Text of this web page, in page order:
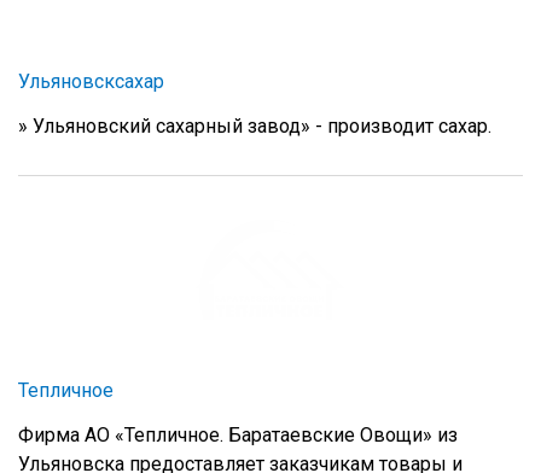
Ульяновсксахар
» Ульяновский сахарный завод» - производит сахар.
Тепличное
Фирма АО «Тепличное. Баратаевские Овощи» из
Ульяновска предоставляет заказчикам товары и